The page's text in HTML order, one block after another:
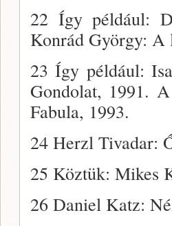
22 Így például:
Konrád György: A
23 Így például:
Gondolat, 1991.
Fabula, 1993.
24 Herzl Tivadar:
25 Köztük: Mikes
26 Daniel Katz: